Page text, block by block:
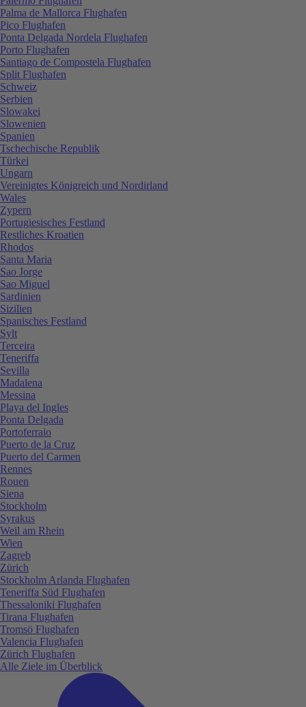
Palma de Mallorca Flughafen
Pico Flughafen
Ponta Delgada Nordela Flughafen
Porto Flughafen
Santiago de Compostela Flughafen
Split Flughafen
Schweiz
Serbien
Slowakei
Slowenien
Spanien
Tschechische Republik
Türkei
Ungarn
Vereinigtes Königreich und Nordirland
Wales
Zypern
Portugiesisches Festland
Restliches Kroatien
Rhodos
Santa Maria
Sao Jorge
Sao Miguel
Sardinien
Sizilien
Spanisches Festland
Sylt
Terceira
Teneriffa
Sevilla
Madalena
Messina
Playa del Ingles
Ponta Delgada
Portoferraio
Puerto de la Cruz
Puerto del Carmen
Rennes
Rouen
Siena
Stockholm
Syrakus
Weil am Rhein
Wien
Zagreb
Zürich
Stockholm Arlanda Flughafen
Teneriffa Süd Flughafen
Thessaloniki Flughafen
Tirana Flughafen
Tromsö Flughafen
Valencia Flughafen
Zürich Flughafen
Alle Ziele im Überblick